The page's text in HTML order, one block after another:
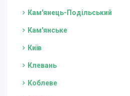
Кам'янець-Подільський
Кам'янське
Київ
Клевань
Коблеве